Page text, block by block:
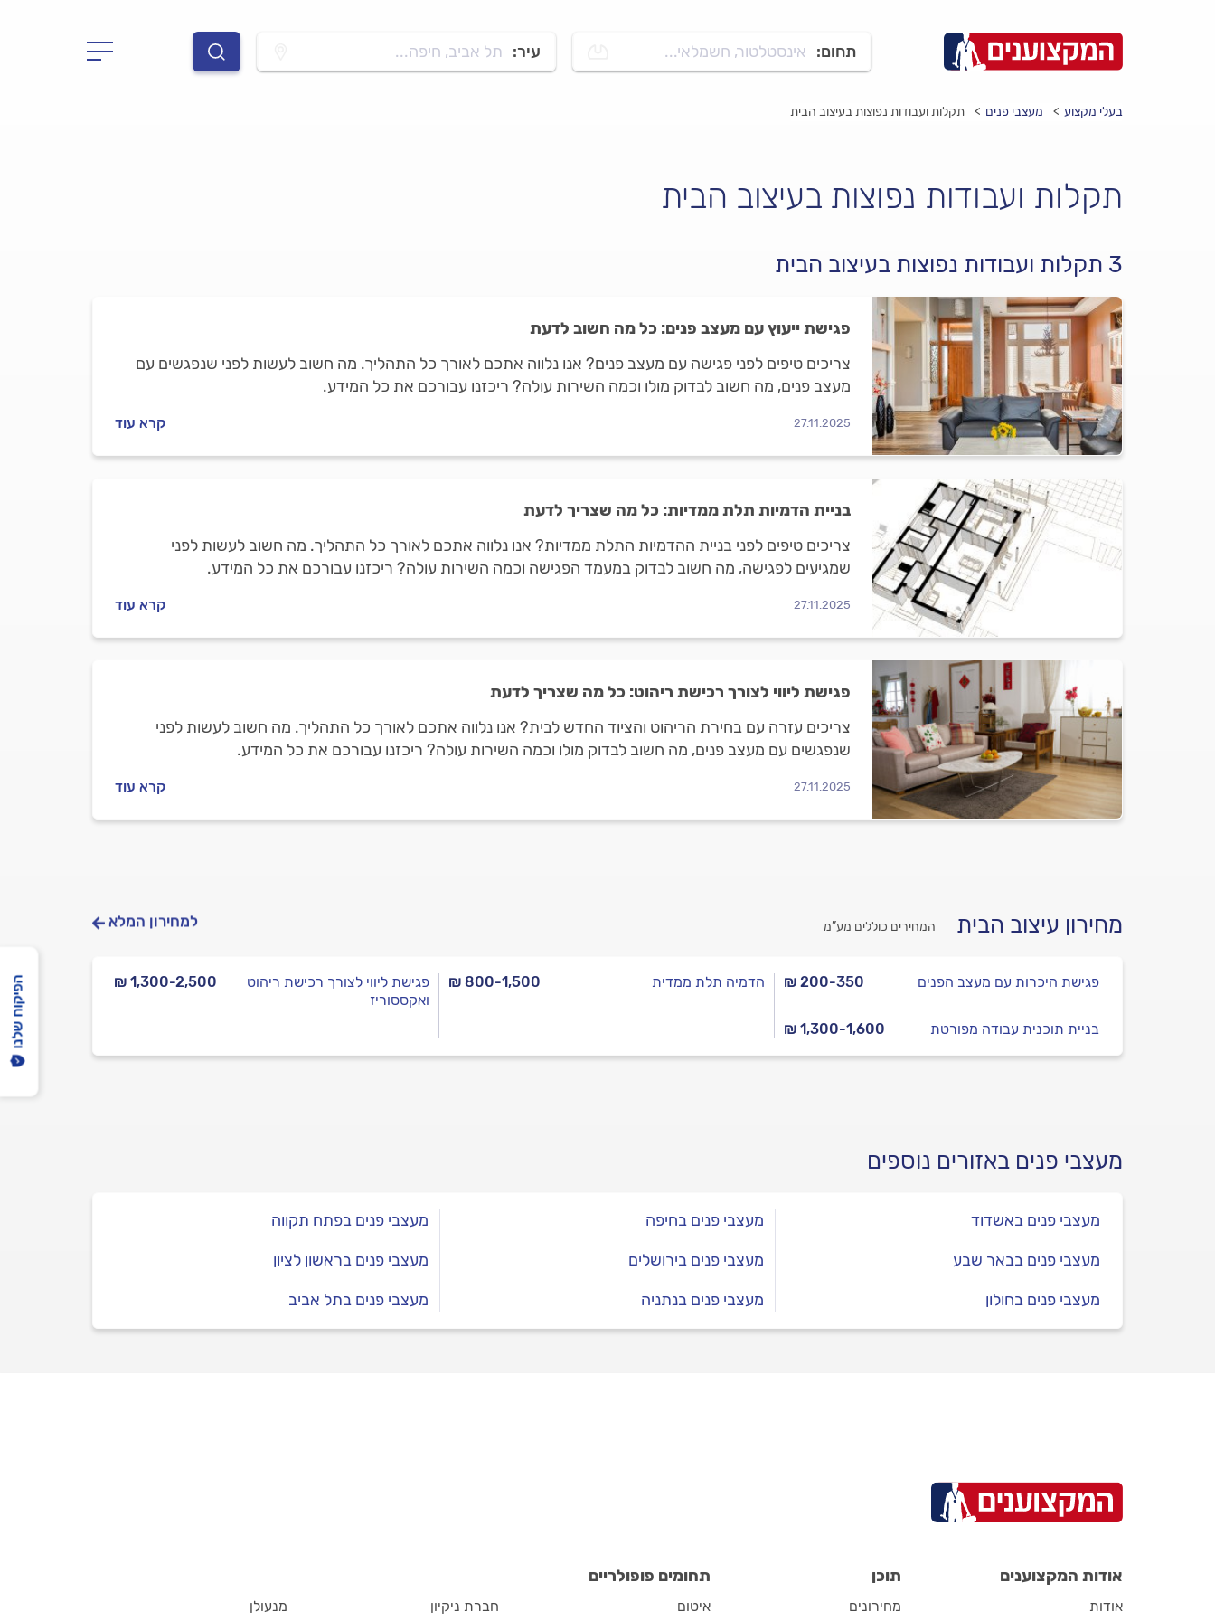
תחום: אינסטלטור, חשמלאי... עיר: תל אביב, חיפה...
בעלי מקצוע מעצבי פנים תקלות ועבודות נפוצות בעיצוב הבית
תקלות ועבודות נפוצות בעיצוב הבית
3 תקלות ועבודות נפוצות בעיצוב הבית
פגישת ייעוץ עם מעצב פנים: כל מה חשוב לדעת
צריכים טיפים לפני פגישה עם מעצב פנים? אנו נלווה אתכם לאורך כל התהליך. מה חשוב לעשות לפני שנפגשים עם
מעצב פנים, מה חשוב לבדוק מולו וכמה השירות עולה? ריכזנו עבורכם את כל המידע.
27.11.2025 קרא עוד
בניית הדמיות תלת ממדיות: כל מה שצריך לדעת
צריכים טיפים לפני בניית ההדמיות התלת ממדיות? אנו נלווה אתכם לאורך כל התהליך. מה חשוב לעשות לפני
שמגיעים לפגישה, מה חשוב לבדוק במעמד הפגישה וכמה השירות עולה? ריכזנו עבורכם את כל המידע.
27.11.2025 קרא עוד
פגישת ליווי לצורך רכישת ריהוט: כל מה שצריך לדעת
צריכים עזרה עם בחירת הריהוט והציוד החדש לבית? אנו נלווה אתכם לאורך כל התהליך. מה חשוב לעשות לפני
שנפגשים עם מעצב פנים, מה חשוב לבדוק מולו וכמה השירות עולה? ריכזנו עבורכם את כל המידע.
27.11.2025 קרא עוד
מחירון עיצוב הבית המחירים כוללים מע”מ למחירון המלא
₪ 200-350 פגישת היכרות עם מעצב הפנים
₪ 1,300-1,600 בניית תוכנית עבודה מפורטת
₪ 800-1,500 הדמיה תלת ממדית ₪ 1,300-2,500
פגישת ליווי לצורך רכישת ריהוט
ואקססוריז
מעצבי פנים באזורים נוספים
מעצבי פנים באשדוד
מעצבי פנים בבאר שבע
מעצבי פנים בחולון
מעצבי פנים בחיפה
מעצבי פנים בירושלים
מעצבי פנים בנתניה
מעצבי פנים בפתח תקווה
מעצבי פנים בראשון לציון
מעצבי פנים בתל אביב
הפיקוח שלנו
אודות המקצוענים
אודות
תוכן
מחירונים
תחומים פופולריים
איטום חברת ניקיון מנעולן